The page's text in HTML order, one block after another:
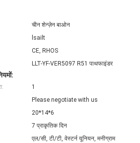
चीन शेन्ज़ेन बाओन
lsailt
CE, RHOS
LLT-YF-VER5097 R51 पाथफाइंडर
1
Please negotiate with us
20*14*6
7 प्राकृतिक दिन
एल/सी, टी/टी, वेस्टर्न यूनियन, मनीग्राम